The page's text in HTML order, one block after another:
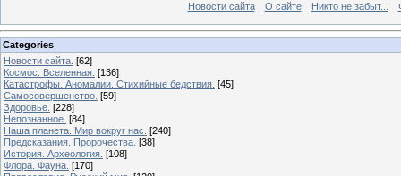
Новости сайта О сайте Никто не забыт...
Categories
Новости сайта. [62]
Космос. Вселенная. [136]
Катастрофы. Аномалии. Стихийные бедствия. [45]
Самосовершенство. [59]
Здоровье. [228]
Непознанное. [84]
Наша планета. Мир вокруг нас. [240]
Предсказания. Пророчества. [38]
История. Археология. [108]
Флора. Фауна. [170]